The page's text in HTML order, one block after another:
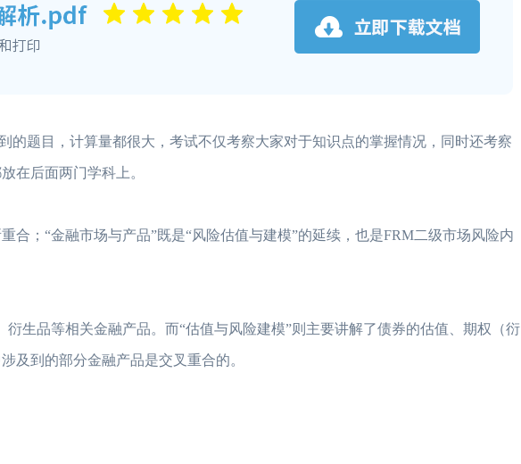
的题目，计算量都很大，考试不仅考察大家对于知识点的掌握情况，同时还考察
在后面两门学科上。
合；“金融市场与产品”既是“风险估值与建模”的延续，也是FRM二级市场风险内
生品等相关金融产品。而“估值与风险建模”则主要讲解了债券的估值、期权（衍
及到的部分金融产品是交叉重合的。